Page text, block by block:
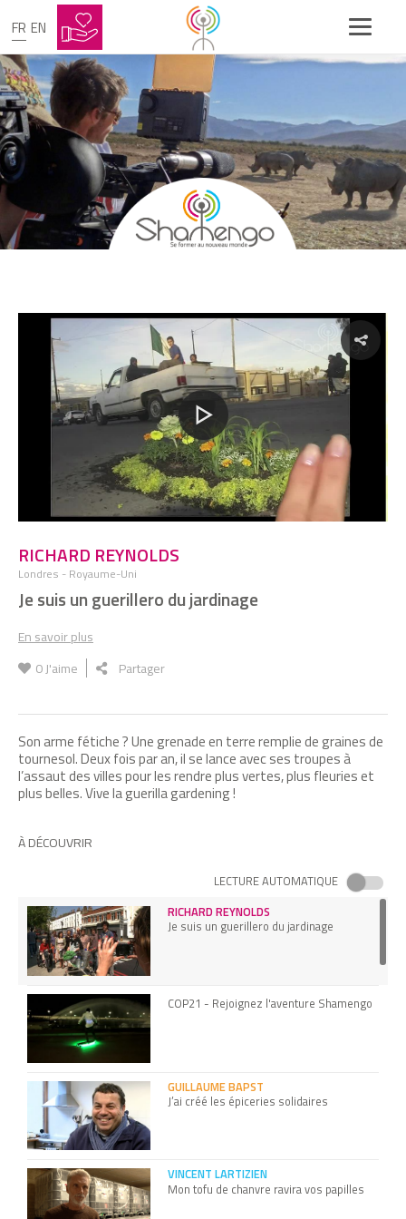
FR EN
RICHARD REYNOLDS
Londres - Royaume-Uni
Je suis un guerillero du jardinage
En savoir plus
0J'aime Partager
Son arme fétiche ? Une grenade en terre remplie de graines de
tournesol. Deux fois par an, il se lance avec ses troupes à
l’assaut des villes pour les rendre plus vertes, plus fleuries et
plus belles. Vive la guerilla gardening !
À DÉCOUVRIR
LECTURE AUTOMATIQUE
RICHARD REYNOLDS
Je suis un guerillero du jardinage
COP21 - Rejoignez l'aventure Shamengo
GUILLAUME BAPST
J’ai créé les épiceries solidaires
VINCENT LARTIZIEN
Mon tofu de chanvre ravira vos papilles